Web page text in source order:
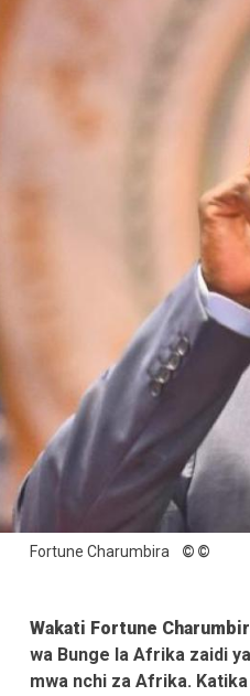
Fortune Charumbira ©
Wakati Fortune
wa Bunge la Afrika zaidi
mwa nchi za Afrika.